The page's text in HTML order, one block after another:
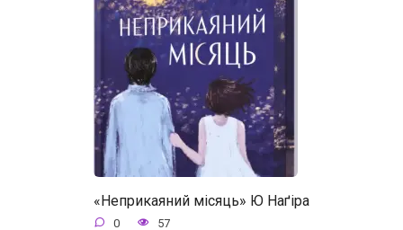
«Неприкаяний місяць» Ю Наґіра
0 57